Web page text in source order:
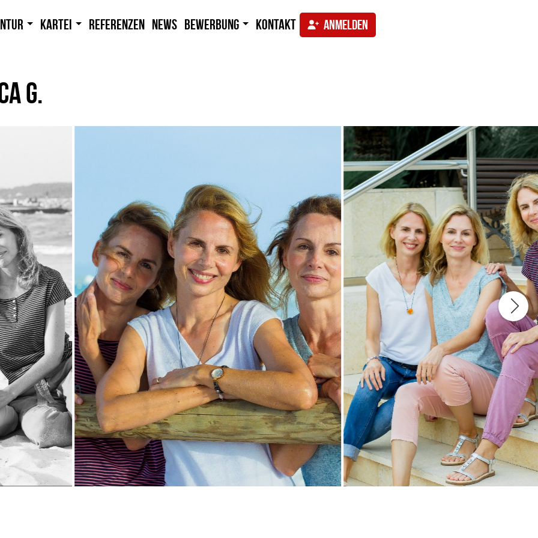
Kartei Referenzen News Bewerbung Kontakt ANMELDEN
G.